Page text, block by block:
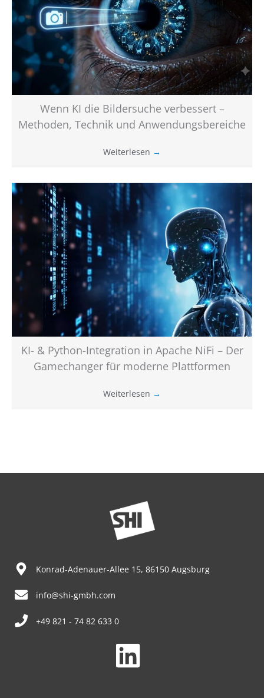
Wenn KI die Bildersuche verbessert –
Methoden, Technik und Anwendungsbereiche
Weiterlesen →
KI- & Python-Integration in Apache NiFi – Der
Gamechanger für moderne Plattformen
Weiterlesen →
Konrad-Adenauer-Allee 15, 86150 Augsburg
info@shi-gmbh.com
+49 821 - 74 82 633 0